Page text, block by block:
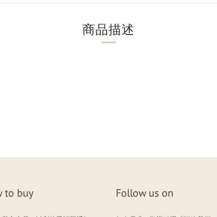
商品描述
to buy Follow us on